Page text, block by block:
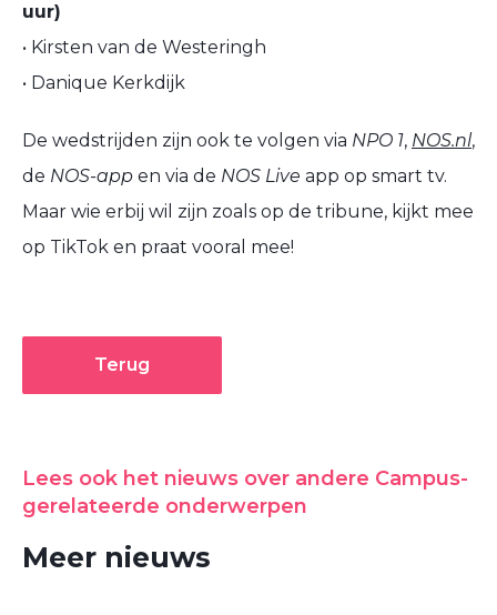
uur)
• Kirsten van de Westeringh
• Danique Kerkdijk
De wedstrijden zijn ook te volgen via NPO 1, NOS.nl,
de NOS-app en via de NOS Live app op smart tv.
Maar wie erbij wil zijn zoals op de tribune, kijkt mee
op TikTok en praat vooral mee!
Terug
Lees ook het nieuws over andere Campus-
gerelateerde onderwerpen
Meer nieuws